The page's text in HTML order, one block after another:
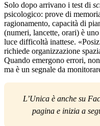
Solo dopo arrivano i test di
psicologico: prove di
ragionamento, capacità di
(numeri, lancette, orari) è
luce difficoltà inattese.
richiede organizzazione
Quando emergono errori,
ma è un segnale da
L’Unica è anche su
pagina e inizia a